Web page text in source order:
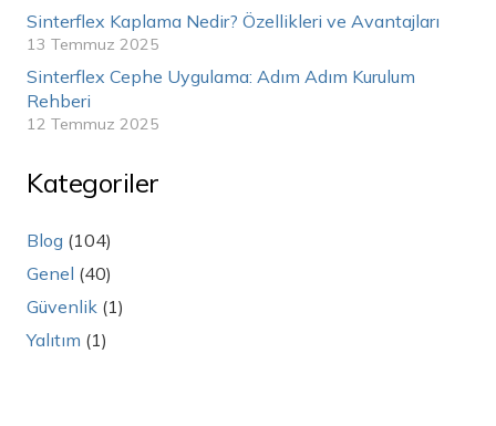
Sinterflex Kaplama Nedir? Özellikleri ve Avantajları
13 Temmuz 2025
Sinterflex Cephe Uygulama: Adım Adım Kurulum
Rehberi
12 Temmuz 2025
Kategoriler
Blog (104)
Genel (40)
Güvenlik (1)
Yalıtım (1)